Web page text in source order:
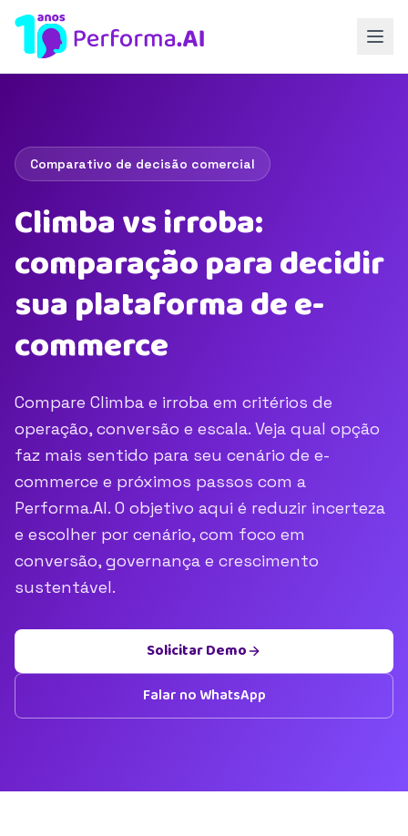
Comparativo de decisão comercial
Climba vs irroba:
comparação para decidir
sua plataforma de e-
commerce
Compare Climba e irroba em critérios de
operação, conversão e escala. Veja qual opção
faz mais sentido para seu cenário de e-
commerce e próximos passos com a
Performa.AI. O objetivo aqui é reduzir incerteza
e escolher por cenário, com foco em
conversão, governança e crescimento
sustentável.
Solicitar Demo
Falar no WhatsApp